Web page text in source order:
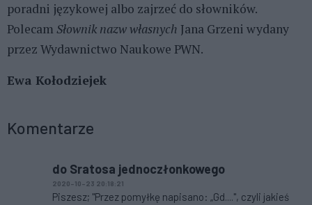
poradni językowej albo zajrzeć do słowników.
Polecam Słownik nazw własnych Jana Grzeni wydany
przez Wydawnictwo Naukowe PWN.
Ewa Kołodziejek
Komentarze
do Sratosa jednoczłonkowego
2020-10-23 20:18:21
Piszesz; "Przez pomyłkę napisano: „Gd....", czyli jakieś